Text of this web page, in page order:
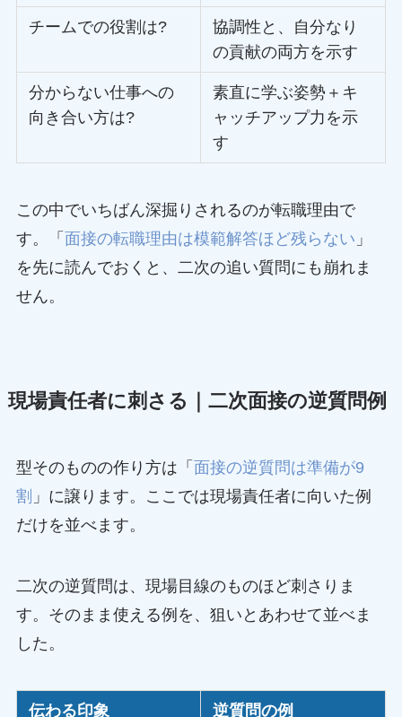
チームでの役割は?
協調性と、自分なり
の貢献の両方を示す
分からない仕事への
向き合い方は?
素直に学ぶ姿勢＋キ
ャッチアップ力を示
す
この中でいちばん深掘りされるのが転職理由で
す。「 面接の転職理由は模範解答ほど残らない 」
を先に読んでおくと、二次の追い質問にも崩れま
せん。
現場責任者に刺さる｜二次面接の逆質問例
型そのものの作り方は「 面接の逆質問は準備が9
割 」に譲ります。ここでは現場責任者に向いた例
だけを並べます。
二次の逆質問は、現場目線のものほど刺さりま
す。そのまま使える例を、狙いとあわせて並べま
した。
伝わる印象 逆質問の例